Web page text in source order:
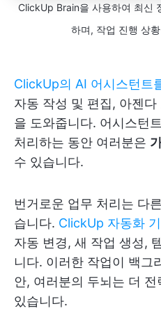
ClickUp Brain을 사용하여 최신
하며, 작업 진행 상
ClickUp의 AI 어시스턴트
자동 작성 및 편집, 아젠
을 도와줍니다. 어시스턴
처리하는 동안 여러분은
수 있습니다.
번거로운 업무 처리는 다
습니다. ClickUp 자동화
자동 변경, 새 작업 생성,
니다. 이러한 작업이 백그
안, 여러분의 두뇌는 더
있습니다.